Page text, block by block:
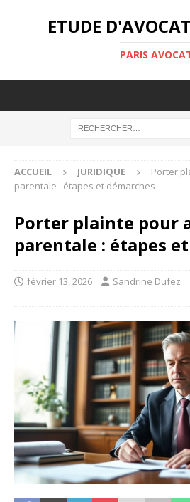
ETUDE
PARIS
ACCUEIL JURIDIQUE
Porter
parentale : étapes et démarches
Porter plainte pour
parentale : étapes
février 13, 2026 Sandrine Dufez